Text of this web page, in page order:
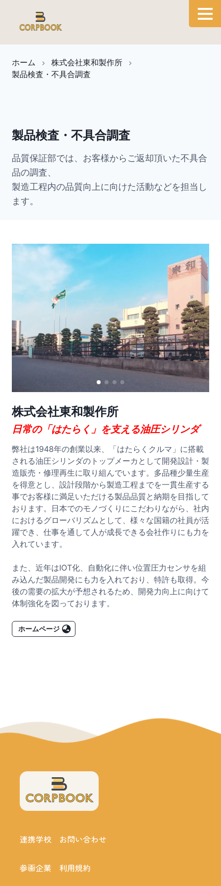
ホーム
株式会社東和製作所
製品検査・不具合調査
製品検査・不具合調査
品質保証部では、お客様からご返却頂いた不具合
品の調査、
製造工程内の品質向上に向けた活動などを担当し
ます。
株式会社東和製作所
日常の「はたらく」を支える油圧シリンダ
弊社は1948年の創業以来、「はたらくクルマ」に搭載
される油圧シリンダのトップメーカとして開発設計・製
造販売・修理再生に取り組んでいます。多品種少量生産
を得意とし、設計段階から製造工程までを一貫生産する
事でお客様に満足いただける製品品質と納期を目指して
おります。日本でのモノづくりにこだわりながら、社内
におけるグローバリズムとして、様々な国籍の社員が活
躍でき、仕事を通して人が成長できる会社作りにも力を
入れています。
また、近年はIOT化、自動化に伴い位置圧力センサを組
み込んだ製品開発にも力を入れており、特許も取得。今
後の需要の拡大が予想されるため、開発力向上に向けて
体制強化を図っております。
ホームページ
連携学校
参画企業
お問い合わせ
利用規約